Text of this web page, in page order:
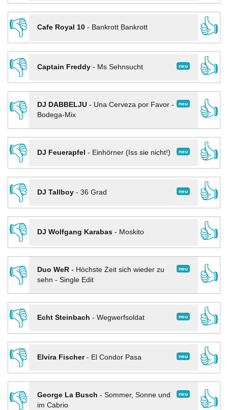
👎
Cafe Royal 10- Bankrott Bankrott
👍
👎
neu
Captain Freddy- Ms Sehnsucht
👍
👎
neu
DJ DABBELJU- Una Cerveza por Favor -
Bodega-Mix
👍
👎
neu
DJ Feuerapfel - Einhörner (Iss sie nicht!)
👍
👎
neu
DJ Tallboy- 36 Grad
👍
👎
DJ Wolfgang Karabas- Moskito
👍
👎
neu
Duo WeR- Höchste Zeit sich wieder zu
sehn - Single Edit
👍
👎
neu
Echt Steinbach - Wegwerfsoldat
👍
👎
neu
Elvira Fischer- El Condor Pasa
👍
👎
neu
George La Busch - Sommer, Sonne und
im Cabrio
👍